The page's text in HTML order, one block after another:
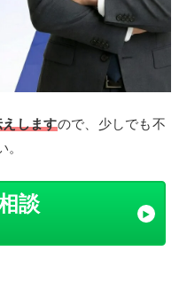
しますので、少しでも不
談